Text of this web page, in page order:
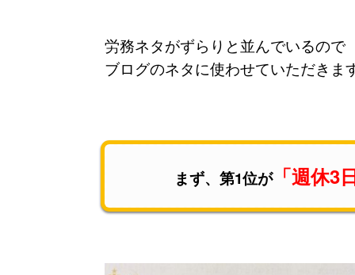
労務ネタがずらりと並んでいるので
ブログのネタに使わせていただきま
まず、第1位が「週休3